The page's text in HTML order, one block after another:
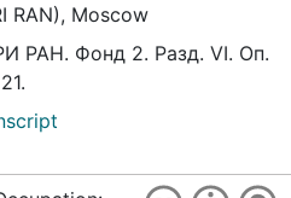
RAN), Moscow
РАН. Фонд 2. Разд. VI. Оп.